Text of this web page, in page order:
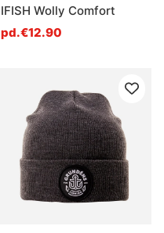
IFISH Wolly Comfort
pd.€12.90